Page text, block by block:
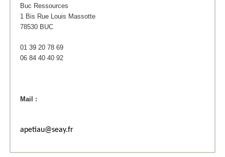
Buc Ressources
1 Bis Rue Louis Massotte
78530 BUC
01 39 20 78 69
06 84 40 40 92
Mail :
apetiau@seay.fr